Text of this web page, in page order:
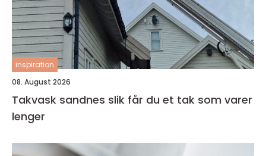
inspiration
08. August 2026
Takvask sandnes slik får du et tak som varer
lenger